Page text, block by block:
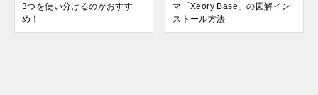
3つを使い分けるのがおすす
め！
マ「Xeory Base」の図解イン
ストール方法